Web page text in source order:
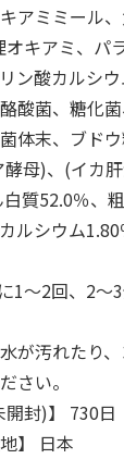
デオトイレ
らない消臭
ンド 4L
1,320円
(送料別・税
アミミール
キアミ、パ
ン酸カルシ
酸菌、糖化
体末、ブド
母)、(イカ
白質52.0％、
ルシウム
1～2回、2
が汚れたり
さい。
開封)】 730日
】 日本